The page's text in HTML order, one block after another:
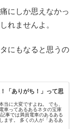
にしか思えなかっ
れませんよ。
にもなると思うの
「ありがち！」って思
当に大変ですよね。 でも、
車ってあるあるネタの宝庫
事では満員電車のあるある
ます。 多くの人が「あるあ